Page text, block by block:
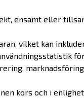
ensamt eller
vilket kan
körs och i